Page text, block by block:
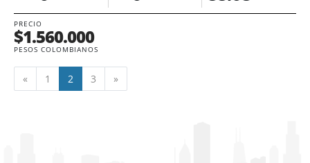
PRECIO
$1.560.000
PESOS COLOMBIANOS
« Anterior
1 2 3 »